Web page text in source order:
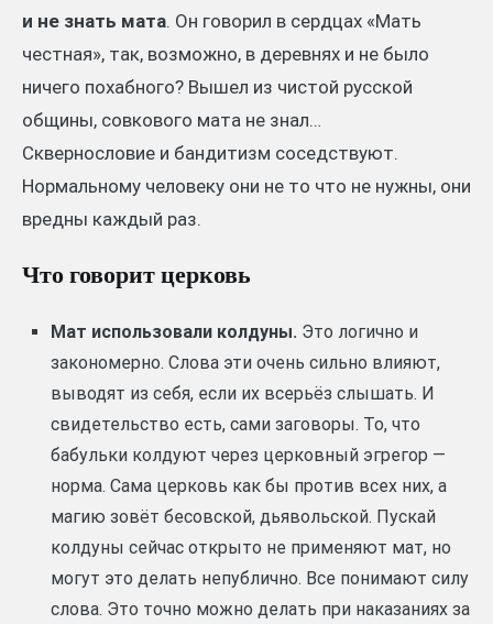
и не знать мата. Он говорил в сердцах «Мать
честная», так, возможно, в деревнях и не было
ничего похабного? Вышел из чистой русской
общины, совкового мата не знал…
Сквернословие и бандитизм соседствуют.
Нормальному человеку они не то что не нужны, они
вредны каждый раз.
Что говорит церковь
Мат использовали колдуны. Это логично и
закономерно. Слова эти очень сильно влияют,
выводят из себя, если их всерьёз слышать. И
свидетельство есть, сами заговоры. То, что
бабульки колдуют через церковный эгрегор —
норма. Сама церковь как бы против всех них, а
магию зовёт бесовской, дьявольской. Пускай
колдуны сейчас открыто не применяют мат, но
могут это делать непублично. Все понимают силу
слова. Это точно можно делать при наказаниях за